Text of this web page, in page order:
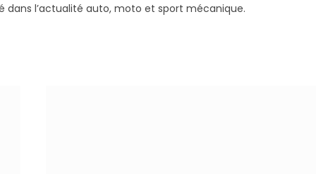
dans l’actualité auto, moto et sport mécanique.